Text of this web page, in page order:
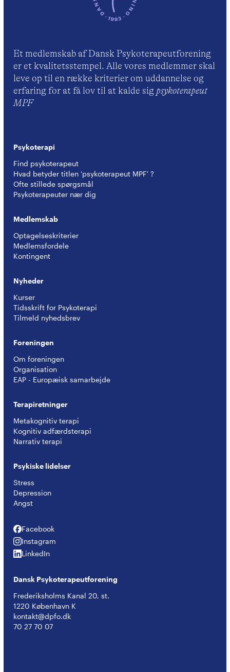
Et medlemskab af Dansk Psykoterapeutforening
er et kvalitetsstempel. Alle vores medlemmer skal
leve op til en række kriterier om uddannelse og
erfaring for at få lov til at kalde sig psykoterapeut
MPF
Psykoterapi
Find psykoterapeut
Hvad betyder titlen 'psykoterapeut MPF' ?
Ofte stillede spørgsmål
Psykoterapeuter nær dig
Medlemskab
Optagelseskriterier
Medlemsfordele
Kontingent
Nyheder
Kurser
Tidsskrift for Psykoterapi
Tilmeld nyhedsbrev
Foreningen
Om foreningen
Organisation
EAP - Europæisk samarbejde
Terapiretninger
Metakognitiv terapi
Kognitiv adfærdsterapi
Narrativ terapi
Psykiske lidelser
Stress
Depression
Angst
Facebook
Facebook
Instagram
Instagram
LinkedIn
LinkedIn
Dansk Psykoterapeutforening
Frederiksholms Kanal 20, st.
1220 København K
kontakt@dpfo.dk
70 27 70 07